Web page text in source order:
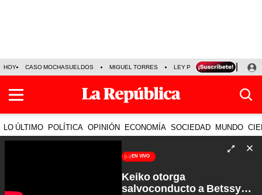
HOY CASO MOCHASUELDOS MIGUEL TORRES LEY PULPÍN PRECIO DEL
LO ÚLTIMO POLÍTICA OPINIÓN ECONOMÍA SOCIEDAD MUNDO
EN VIVO
Keiko otorga
salvoconducto a Betssy